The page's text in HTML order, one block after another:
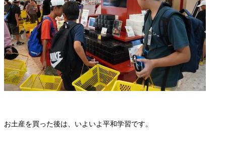
お土産を買った後は、いよいよ平和学習です。